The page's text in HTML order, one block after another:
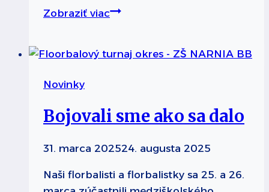
Zobraziť viacHýbala
Narnia
Novinky
Bojovali sme ako sa dalo
31. marca 202524. augusta 2025
Naši florbalisti a florbalistky sa 25. a 26.